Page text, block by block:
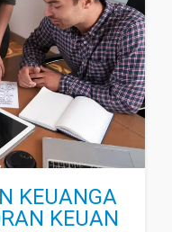
KEUANGA
KEUAN